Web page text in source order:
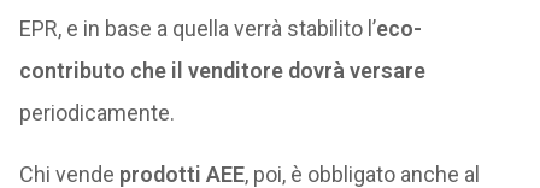
EPR, e in base a quella verrà stabilito l’eco-
contributo che il venditore dovrà versare
periodicamente.
Chi vende prodotti AEE, poi, è obbligato anche al